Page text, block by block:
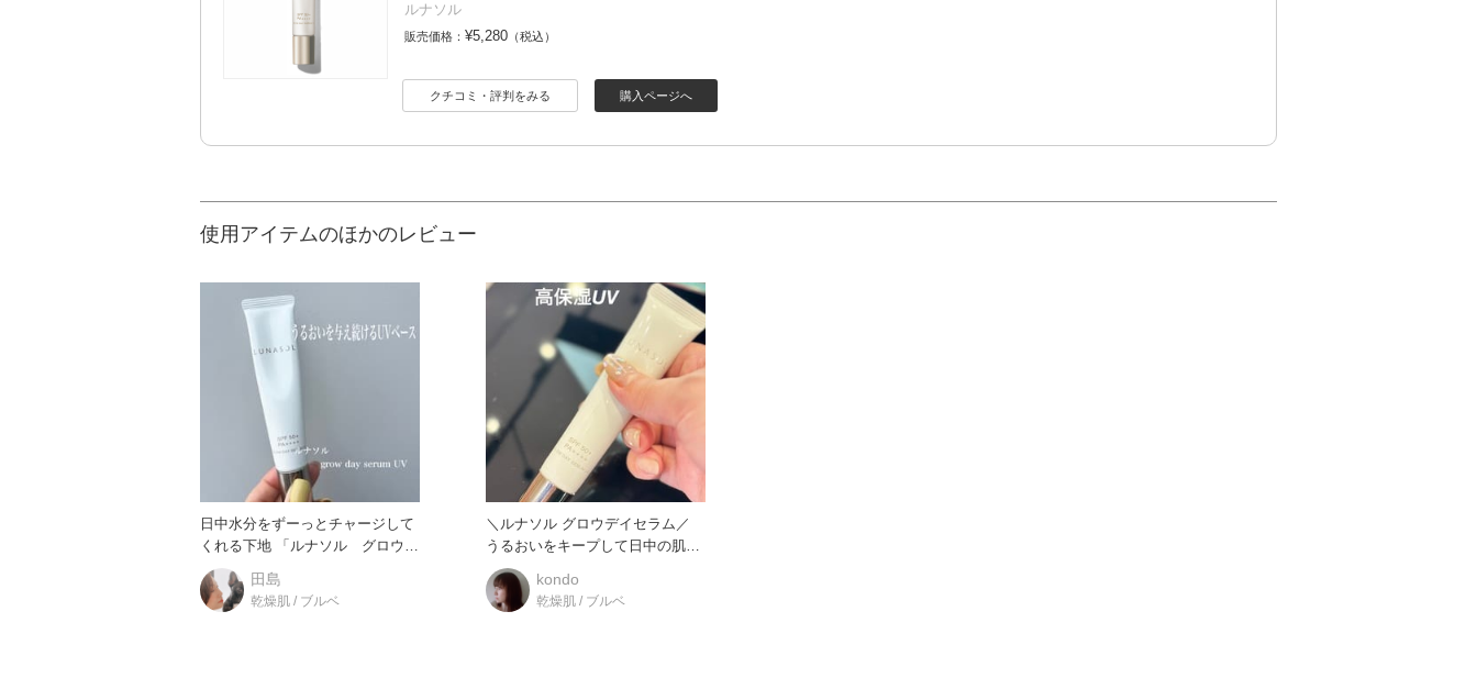
ルナソル
販売価格： ¥5,280 （税込）
購入ページへ
クチコミ・評判をみる
使用アイテムのほかのレビュー
日中水分をずーっとチャージして
くれる下地 「ルナソル グロウデ
田島
乾燥肌 / ブルベ
＼ルナソル グロウデイセラム／
うるおいをキープして日中の肌を
キレイに見せて透明感を感じ
kondo
乾燥肌 / ブルベ